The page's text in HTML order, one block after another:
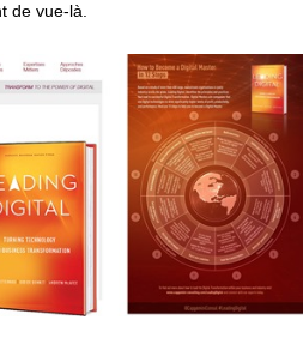
de vue-là.